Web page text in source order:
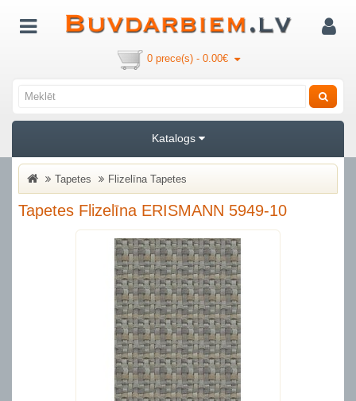
0 prece(s) - 0.00€
Katalogs
Tapetes Flizelīna Tapetes
Tapetes Flizelīna ERISMANN 5949-10